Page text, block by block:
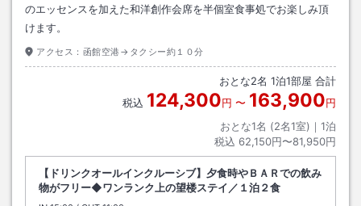
のエッセンスを加えた和洋創作会席を半個室食事処でお楽しみ頂
けます。
アクセス： 函館空港→タクシー約１０分
おとな2名 1泊1部屋 合計
税込 124,300円 〜 163,900円
おとな1名 (2名1室)｜ 1泊
税込 62,150円〜81,950円
【ドリンクオールインクルーシブ】夕食時やＢＡＲでの飲み
物がフリー◆ワンランク上の望楼ステイ／１泊２食